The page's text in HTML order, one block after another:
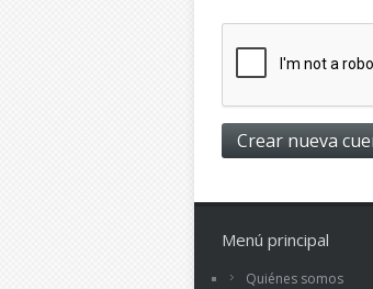
Menú principal
Quiénes somos